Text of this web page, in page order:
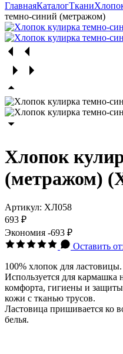
ГлавнаяКаталогТкани
темно-синий (метражом)
Хлопок
(метражом)
Артикул: ХЛ058
693 ₽
Экономия -693 ₽
Оставить
100% хлопок для
Используется для кармашка
комфорта, гигиены и защиты
кожи с тканью трусов.
Ластовица пришивается ко
белья.